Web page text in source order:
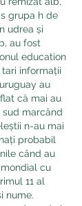
grupa h de
udrea și
au fost
education
informații
au
că mai au
sud marcând
n-au mai
probabil
când au
cu
11 al
nume.